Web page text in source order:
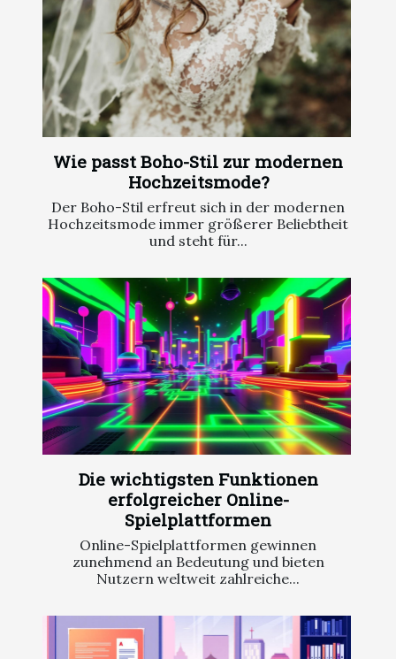
Wie passt Boho-Stil zur modernen
Hochzeitsmode?
Der Boho-Stil erfreut sich in der modernen
Hochzeitsmode immer größerer Beliebtheit
und steht für...
Die wichtigsten Funktionen
erfolgreicher Online-
Spielplattformen
Online-Spielplattformen gewinnen
zunehmend an Bedeutung und bieten
Nutzern weltweit zahlreiche...